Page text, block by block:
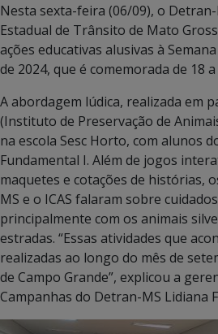
Nesta sexta-feira (06/09), o
Estadual de Trânsito de Mato
ações educativas alusivas à
de 2024, que é comemorada de 18
A abordagem lúdica, realizada em
(Instituto de Preservação de
na escola Sesc Horto, com alunos
Fundamental I. Além de jogos
maquetes e cotações de histórias,
MS e o ICAS falaram sobre
principalmente com os animais
estradas. “Essas atividades que
realizadas ao longo do mês de
de Campo Grande”, explicou a
Campanhas do Detran-MS Lidiana